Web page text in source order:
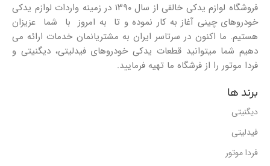
فروشگاه لوازم یدکی خالقی از سال ۱۳۹۰ در زمینه واردات لوازم یدکی
خودروهای چینی آغاز به کار نموده و تا به امروز با شما عزیزان
هستیم. ما اکنون در سرتاسر ایران به مشتریانمان خدمات ارائه می
دهیم شما میتوانید قطعات یدکی خودروهای فیدلیتی، دیگنیتی و
فردا موتور را از فرشگاه ما تهیه فرمایید.
برند ها
دیگنیتی
فیدلیتی
فردا موتور